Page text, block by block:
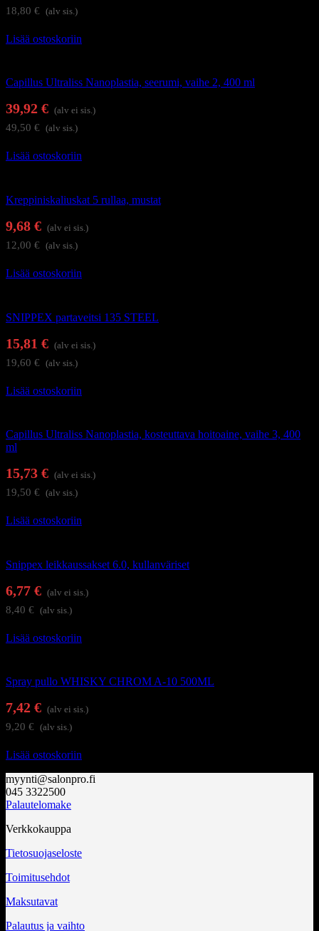
18,80 € (alv sis.)
Lisää ostoskoriin
Capillus Ultraliss Nanoplastia, seerumi, vaihe 2, 400 ml
39,92 € (alv ei sis.)
49,50 € (alv sis.)
Lisää ostoskoriin
Kreppiniskaliuskat 5 rullaa, mustat
9,68 € (alv ei sis.)
12,00 € (alv sis.)
Lisää ostoskoriin
SNIPPEX partaveitsi 135 STEEL
15,81 € (alv ei sis.)
19,60 € (alv sis.)
Lisää ostoskoriin
Capillus Ultraliss Nanoplastia, kosteuttava hoitoaine, vaihe 3, 400
ml
15,73 € (alv ei sis.)
19,50 € (alv sis.)
Lisää ostoskoriin
Snippex leikkaussakset 6.0, kullanväriset
6,77 € (alv ei sis.)
8,40 € (alv sis.)
Lisää ostoskoriin
Spray pullo WHISKY CHROM A-10 500ML
7,42 € (alv ei sis.)
9,20 € (alv sis.)
Lisää ostoskoriin
myynti@salonpro.fi
045 3322500
Palautelomake
Verkkokauppa
Tietosuojaseloste
Toimitusehdot
Maksutavat
Palautus ja vaihto